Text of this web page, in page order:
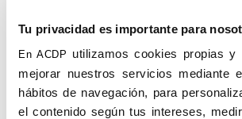
Tu privacidad es importante para
En ACDP utilizamos cookies propias y
mejorar nuestros servicios mediante
hábitos de navegación, para
el contenido según tus intereses,
iniciativas que algunos, con valentía creativa,
tanto cariño y generosidad a los mayores y a
terminales, evitando así que sientan que son
se planteen la eutanasia como una salida.
«incurable, de hecho, no es nunca sinónimo de